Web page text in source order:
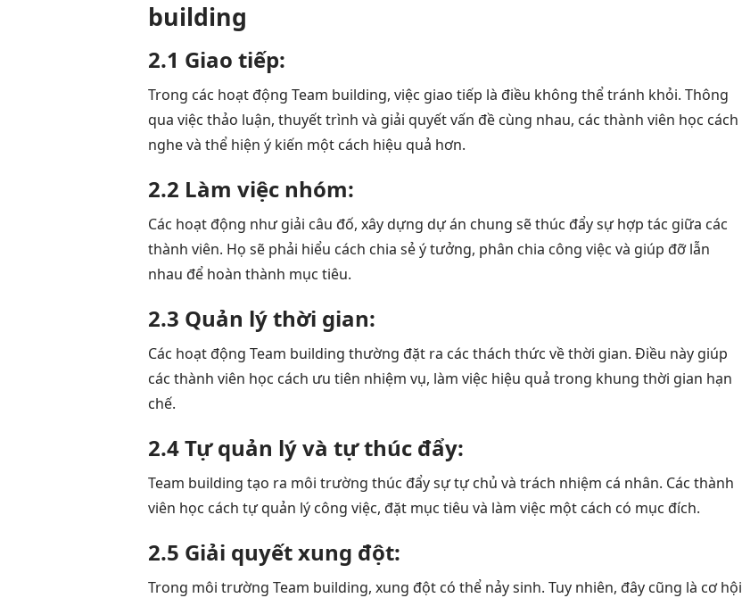
building
2.1 Giao tiếp:
Trong các hoạt động Team building, việc giao tiếp là điều không thể tránh khỏi. Thông
qua việc thảo luận, thuyết trình và giải quyết vấn đề cùng nhau, các thành viên học cách
nghe và thể hiện ý kiến một cách hiệu quả hơn.
2.2 Làm việc nhóm:
Các hoạt động như giải câu đố, xây dựng dự án chung sẽ thúc đẩy sự hợp tác giữa các
thành viên. Họ sẽ phải hiểu cách chia sẻ ý tưởng, phân chia công việc và giúp đỡ lẫn
nhau để hoàn thành mục tiêu.
2.3 Quản lý thời gian:
Các hoạt động Team building thường đặt ra các thách thức về thời gian. Điều này giúp
các thành viên học cách ưu tiên nhiệm vụ, làm việc hiệu quả trong khung thời gian hạn
chế.
2.4 Tự quản lý và tự thúc đẩy:
Team building tạo ra môi trường thúc đẩy sự tự chủ và trách nhiệm cá nhân. Các thành
viên học cách tự quản lý công việc, đặt mục tiêu và làm việc một cách có mục đích.
2.5 Giải quyết xung đột:
Trong môi trường Team building, xung đột có thể nảy sinh. Tuy nhiên, đây cũng là cơ hội